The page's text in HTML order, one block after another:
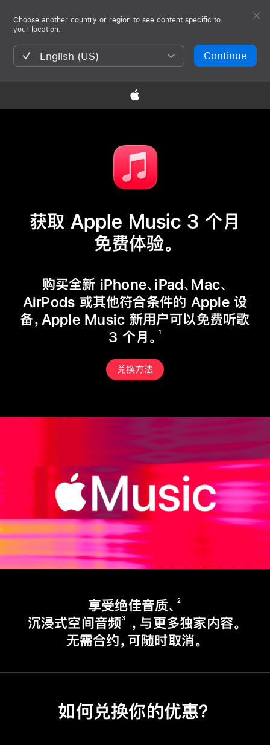
Choose another country or region to see content specific to
your location.
English (US) Continue

获取 Apple Music 3 个月
免费体验。
购买全新 iPhone、iPad、Mac、
AirPods 或其他符合条件的 Apple 设
备，Apple Music 新用户可以免费听歌
3 个月。
1
兑换方法
享受绝佳音质、 2
沉浸式空间音频3
，与更多独家内容。
无需合约，可随时取消。
如何兑换你的优惠？